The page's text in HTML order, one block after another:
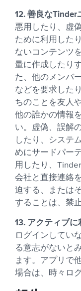
12. 善良な
悪用したり、虚
ために利用した
ないコンテンツ
量に作成したり
た、他のメンバ
などを要求した
ちのことを友人
他の誰かの情報
い。虚偽、誤解
したり、システ
めにサードパー
用したり、
会社と直接連絡
迫する、または
することは、禁
13. アクティブに
ログインしてい
る意志がないと
ます。アプリで
場合は、時々ロ